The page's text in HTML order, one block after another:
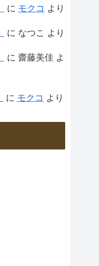
に モクコ より
に なつこ より
に 齋藤美佳 よ
に モクコ より